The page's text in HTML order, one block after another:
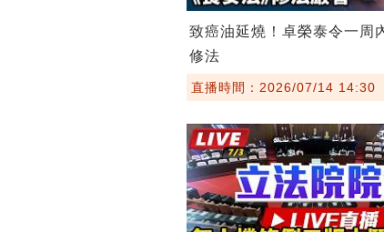
致癌油延燒！卓榮泰令一周
修法
直播時間：2026/07/14 14:30